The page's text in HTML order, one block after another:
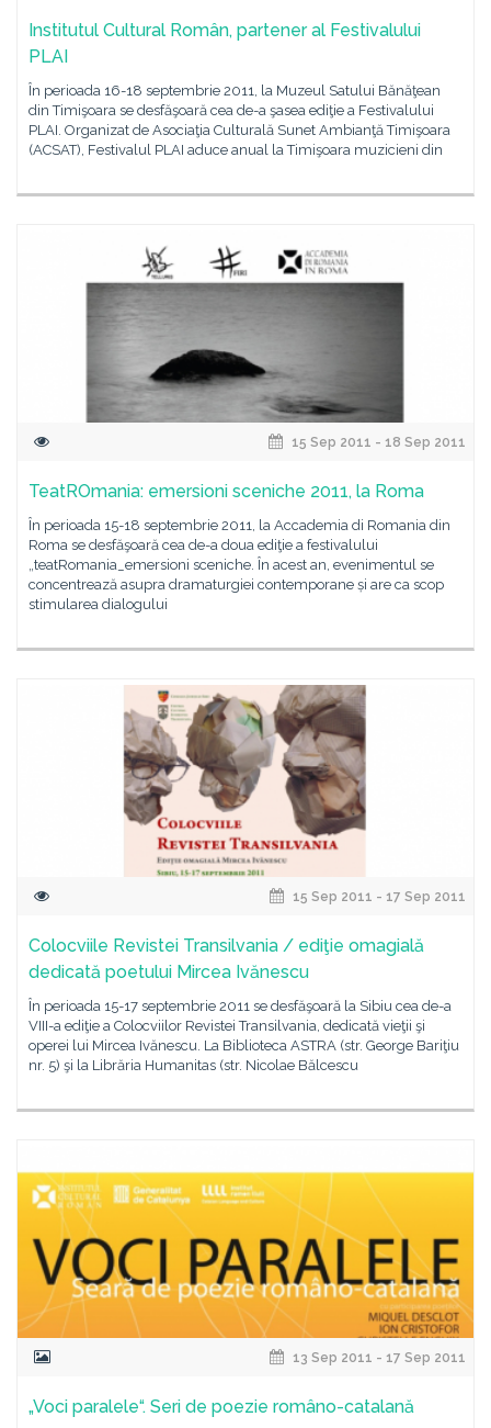
Institutul Cultural Român, partener al Festivalului
PLAI
În perioada 16-18 septembrie 2011, la Muzeul Satului Bănăţean
din Timişoara se desfăşoară cea de-a şasea ediţie a Festivalului
PLAI. Organizat de Asociaţia Culturală Sunet Ambianţă Timişoara
(ACSAT), Festivalul PLAI aduce anual la Timişoara muzicieni din
15 Sep 2011 - 18 Sep 2011
TeatROmania: emersioni sceniche 2011, la Roma
În perioada 15-18 septembrie 2011, la Accademia di Romania din
Roma se desfăşoară cea de-a doua ediţie a festivalului
„teatRomania_emersioni sceniche. În acest an, evenimentul se
concentrează asupra dramaturgiei contemporane și are ca scop
stimularea dialogului
15 Sep 2011 - 17 Sep 2011
Colocviile Revistei Transilvania / ediţie omagială
dedicată poetului Mircea Ivănescu
În perioada 15-17 septembrie 2011 se desfăşoară la Sibiu cea de-a
VIII-a ediţie a Colocviilor Revistei Transilvania, dedicată vieţii şi
operei lui Mircea Ivănescu. La Biblioteca ASTRA (str. George Bariţiu
nr. 5) şi la Librăria Humanitas (str. Nicolae Bălcescu
13 Sep 2011 - 17 Sep 2011
„Voci paralele“. Seri de poezie româno-catalană